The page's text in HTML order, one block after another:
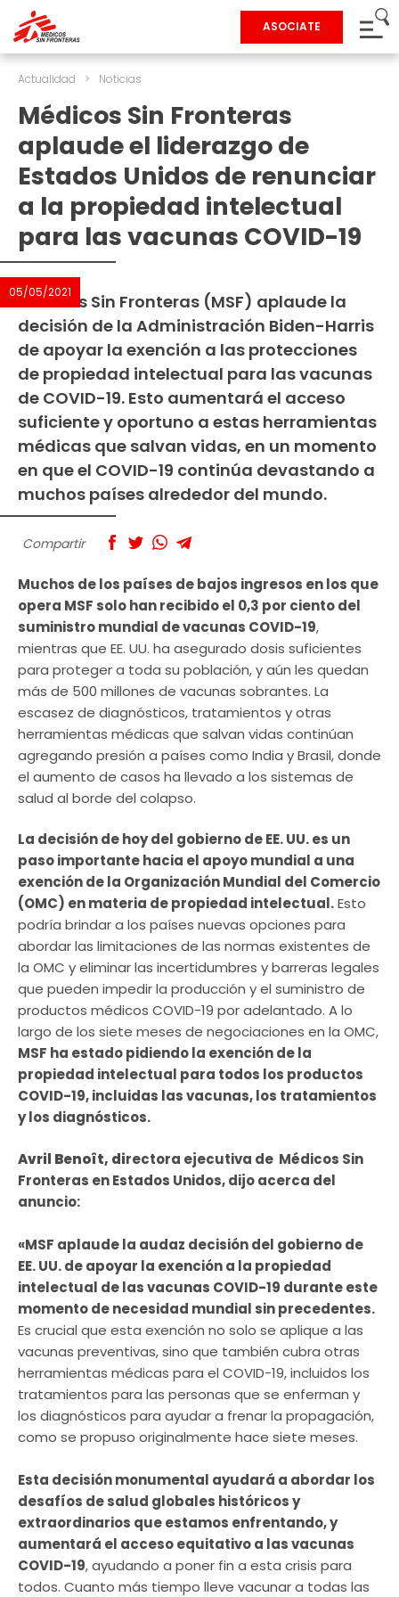
ASOCIATE
Actualidad > Noticias
Médicos Sin Fronteras
aplaude el liderazgo de
Estados Unidos de renunciar
a la propiedad intelectual
para las vacunas COVID-19
05/05/2021
Médicos Sin Fronteras (MSF) aplaude la
decisión de la Administración Biden-Harris
de apoyar la exención a las protecciones
de propiedad intelectual para las vacunas
de COVID-19. Esto aumentará el acceso
suficiente y oportuno a estas herramientas
médicas que salvan vidas, en un momento
en que el COVID-19 continúa devastando a
muchos países alrededor del mundo.
Compartir
Muchos de los países de bajos ingresos en los que
opera MSF solo han recibido el 0,3 por ciento del
suministro mundial de vacunas COVID-19,
mientras que EE. UU. ha asegurado dosis suficientes
para proteger a toda su población, y aún les quedan
más de 500 millones de vacunas sobrantes. La
escasez de diagnósticos, tratamientos y otras
herramientas médicas que salvan vidas continúan
agregando presión a países como India y Brasil, donde
el aumento de casos ha llevado a los sistemas de
salud al borde del colapso.
La decisión de hoy del gobierno de EE. UU. es un
paso importante hacia el apoyo mundial a una
exención de la Organización Mundial del Comercio
(OMC) en materia de propiedad intelectual.Esto
podría brindar a los países nuevas opciones para
abordar las limitaciones de las normas existentes de
la OMC y eliminar las incertidumbres y barreras legales
que pueden impedir la producción y el suministro de
productos médicos COVID-19 por adelantado. A lo
largo de los siete meses de negociaciones en la OMC,
MSF ha estado pidiendo la exención de la
propiedad intelectual para todos los productos
COVID-19, incluidas las vacunas, los tratamientos
y los diagnósticos.
Avril Benoît, directora ejecutiva de Médicos Sin
Fronteras en Estados Unidos, dijo acerca del
anuncio:
«MSF aplaude la audaz decisión del gobierno de
EE. UU. de apoyar la exención a la propiedad
intelectual de las vacunas COVID-19 durante este
momento de necesidad mundial sin precedentes.
Es crucial que esta exención no solo se aplique a las
vacunas preventivas, sino que también cubra otras
herramientas médicas para el COVID-19, incluidos los
tratamientos para las personas que se enferman y
los diagnósticos para ayudar a frenar la propagación,
como se propuso originalmente hace siete meses.
Esta decisión monumental ayudará a abordar los
desafíos de salud globales históricos y
extraordinarios que estamos enfrentando, y
aumentará el acceso equitativo a las vacunas
COVID-19, ayudando a poner fin a esta crisis para
todos. Cuanto más tiempo lleve vacunar a todas las